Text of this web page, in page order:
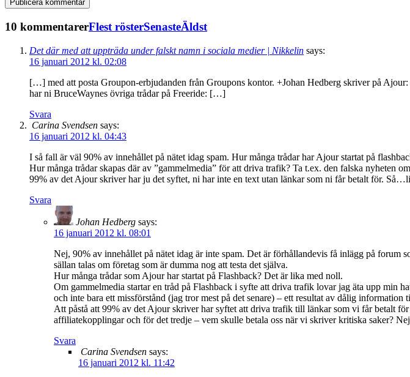
10 kommentarerFlest rösterSenasteÄldst
Det där med att uppträda under falskt namn i sociala medier | Nikkelin says:
16 januari 2012 kl. 02:08
[…] med att posta Groupon-erbjudanden från Groupons kontor. +Johan Hedberg skriver på Ajour:
har ni BruceWaynes övriga trådar på Freeride: […]
Svara
Carina Svendsen says:
16 januari 2012 kl. 04:43
I så fall är väl 90% av innehållet på nätet idag spam. Hur många trådar har Ajour startat på
Hur många trådar skapas där av ”gammelmedia” för att driva trafik? Ta t.ex. den falska nyheten
99% av det Ajour skriver har ju det syftet, ni har inte en text utan länkar som ni får betalt för.
Svara
Johan Hedberg says:
16 januari 2012 kl. 08:01
Nej, 90% av innehållet på nätet idag är inte spam. Det är förhållandevis få inlägg på forum
sällan talas om företag som är dumma nog att testa det själva.
Hur många trådar som Ajour har startat på Flashback? Det är lika med noll.
Om gammelmedia startar en tråd på Flashback i syfte att driva trafik lovar jag äta upp min
och inte bara ett missförstånd (jag tror mest på det senare) – ett resultat av dålig
Att påstå att 99% av det Ajour skriver har syftet att driva trafik till länkar som vi får betalt
affiliatekopplingar och för det tredje – vem skulle betala oss när vi skriver kritiska saker?
Svara
Carina Svendsen says:
16 januari 2012 kl. 11:42